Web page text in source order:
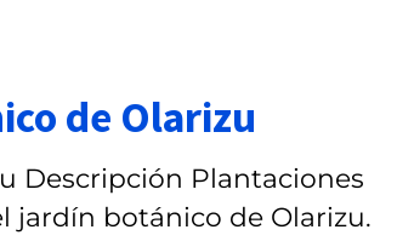
de Olarizu
Descripción Plantaciones
jardín botánico de Olarizu.